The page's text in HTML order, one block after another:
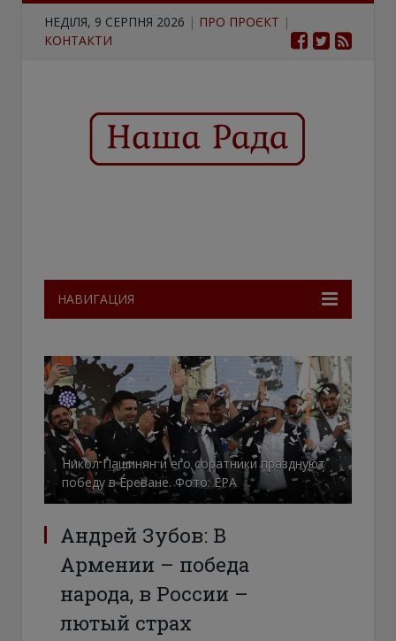
НЕДІЛЯ, 9 СЕРПНЯ 2026 | ПРО ПРОЄКТ |
КОНТАКТИ
НАВИГАЦИЯ
Никол Пашинян и его соратники празднуют
победу в Ереване. Фото: ЕРА
Андрей Зубов: В
Армении – победа
народа, в России –
лютый страх